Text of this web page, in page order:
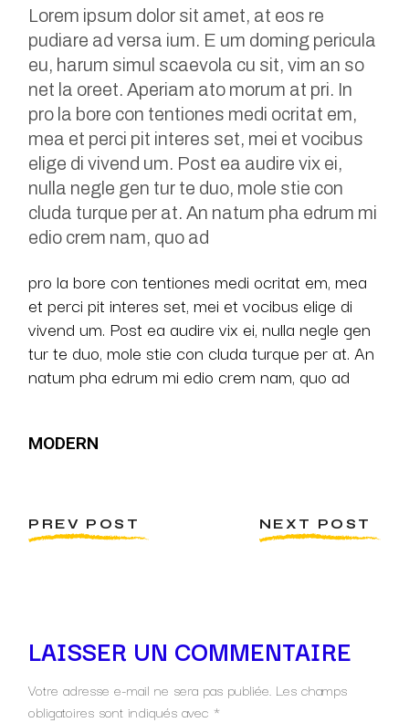
Lorem ipsum dolor sit amet, at eos re
pudiare ad versa ium. E um doming pericula
eu, harum simul scaevola cu sit, vim an so
net la oreet. Aperiam ato morum at pri. In
pro la bore con tentiones medi ocritat em,
mea et perci pit interes set, mei et vocibus
elige di vivend um. Post ea audire vix ei,
nulla negle gen tur te duo, mole stie con
cluda turque per at. An natum pha edrum mi
edio crem nam, quo ad
pro la bore con tentiones medi ocritat em, mea
et perci pit interes set, mei et vocibus elige di
vivend um. Post ea audire vix ei, nulla negle gen
tur te duo, mole stie con cluda turque per at. An
natum pha edrum mi edio crem nam, quo ad
MODERN
PREV POST NEXT POST
LAISSER UN COMMENTAIRE
Votre adresse e-mail ne sera pas publiée. Les champs
obligatoires sont indiqués avec *